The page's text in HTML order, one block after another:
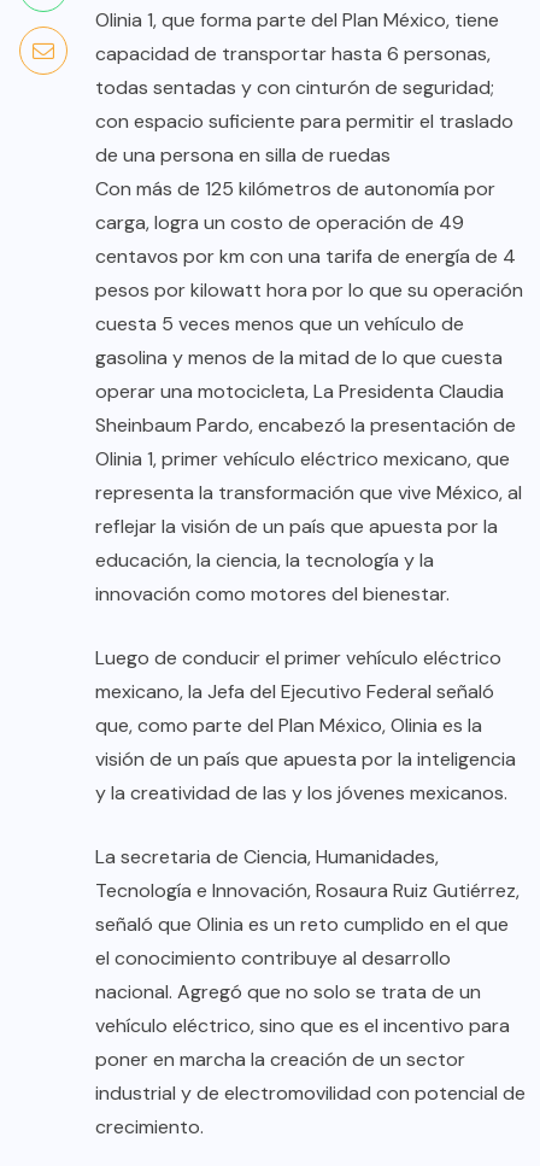
Olinia 1, que forma parte del Plan México, tiene
capacidad de transportar hasta 6 personas,
todas sentadas y con cinturón de seguridad;
con espacio suficiente para permitir el traslado
de una persona en silla de ruedas
Con más de 125 kilómetros de autonomía por
carga, logra un costo de operación de 49
centavos por km con una tarifa de energía de 4
pesos por kilowatt hora por lo que su operación
cuesta 5 veces menos que un vehículo de
gasolina y menos de la mitad de lo que cuesta
operar una motocicleta, La Presidenta Claudia
Sheinbaum Pardo, encabezó la presentación de
Olinia 1, primer vehículo eléctrico mexicano, que
representa la transformación que vive México, al
reflejar la visión de un país que apuesta por la
educación, la ciencia, la tecnología y la
innovación como motores del bienestar.
Luego de conducir el primer vehículo eléctrico
mexicano, la Jefa del Ejecutivo Federal señaló
que, como parte del Plan México, Olinia es la
visión de un país que apuesta por la inteligencia
y la creatividad de las y los jóvenes mexicanos.
La secretaria de Ciencia, Humanidades,
Tecnología e Innovación, Rosaura Ruiz Gutiérrez,
señaló que Olinia es un reto cumplido en el que
el conocimiento contribuye al desarrollo
nacional. Agregó que no solo se trata de un
vehículo eléctrico, sino que es el incentivo para
poner en marcha la creación de un sector
industrial y de electromovilidad con potencial de
crecimiento.